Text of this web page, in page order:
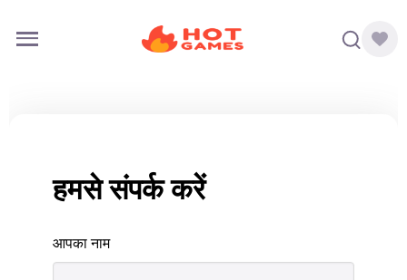
हमसे संपर्क करें
आपका नाम